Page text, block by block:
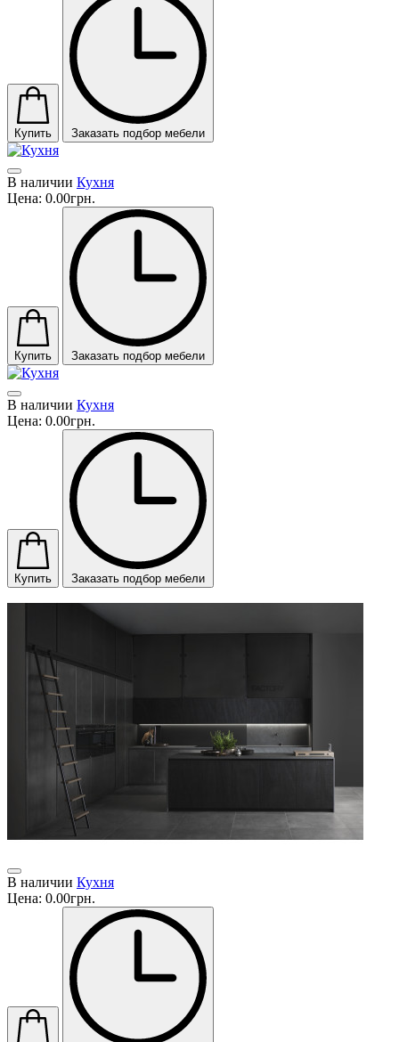
Купить Заказать подбор мебели
В наличии Кухня
Цена: 0.00грн.
Купить Заказать подбор мебели
В наличии Кухня
Цена: 0.00грн.
Купить Заказать подбор мебели
В наличии Кухня
Цена: 0.00грн.